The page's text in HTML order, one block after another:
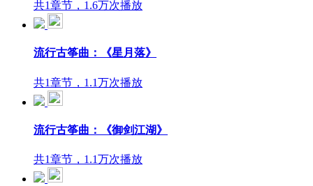
共1章节，1.6万次播放
流行古筝曲：《星月落》
共1章节，1.1万次播放
流行古筝曲：《御剑江湖》
共1章节，1.1万次播放